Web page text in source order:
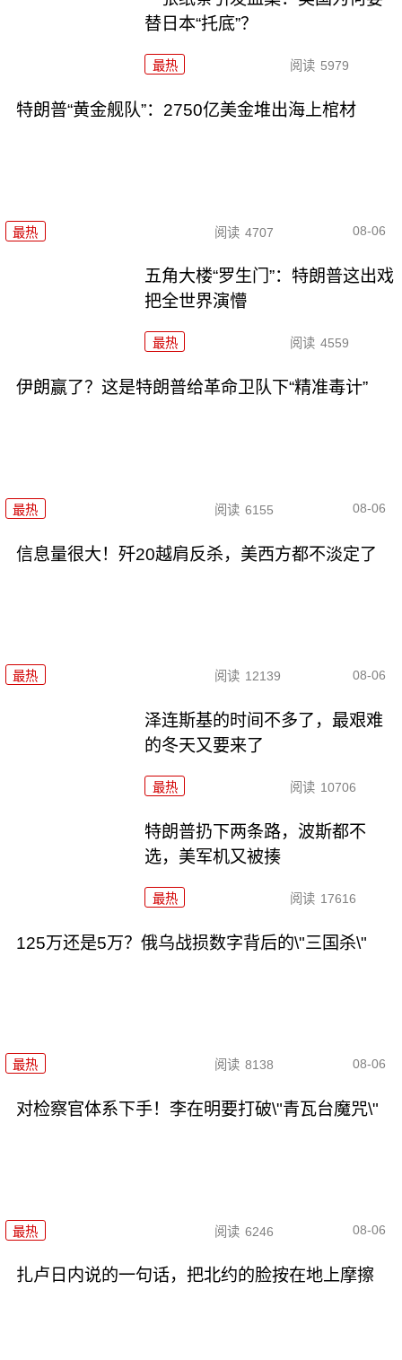
替日本“托底”？
最热 阅读 5979
特朗普“黄金舰队”：2750亿美金堆出海上棺材
最热 阅读 4707 08-06
五角大楼“罗生门”：特朗普这出戏
把全世界演懵
最热 阅读 4559
伊朗赢了？这是特朗普给革命卫队下“精准毒计”
最热 阅读 6155 08-06
信息量很大！歼20越肩反杀，美西方都不淡定了
最热 阅读 12139 08-06
泽连斯基的时间不多了，最艰难
的冬天又要来了
最热 阅读 10706
特朗普扔下两条路，波斯都不
选，美军机又被揍
最热 阅读 17616
125万还是5万？俄乌战损数字背后的\"三国杀\"
最热 阅读 8138 08-06
对检察官体系下手！李在明要打破\"青瓦台魔咒\"
最热 阅读 6246 08-06
扎卢日内说的一句话，把北约的脸按在地上摩擦